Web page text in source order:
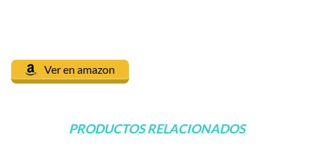
Ver en amazon
PRODUCTOS RELACIONADOS